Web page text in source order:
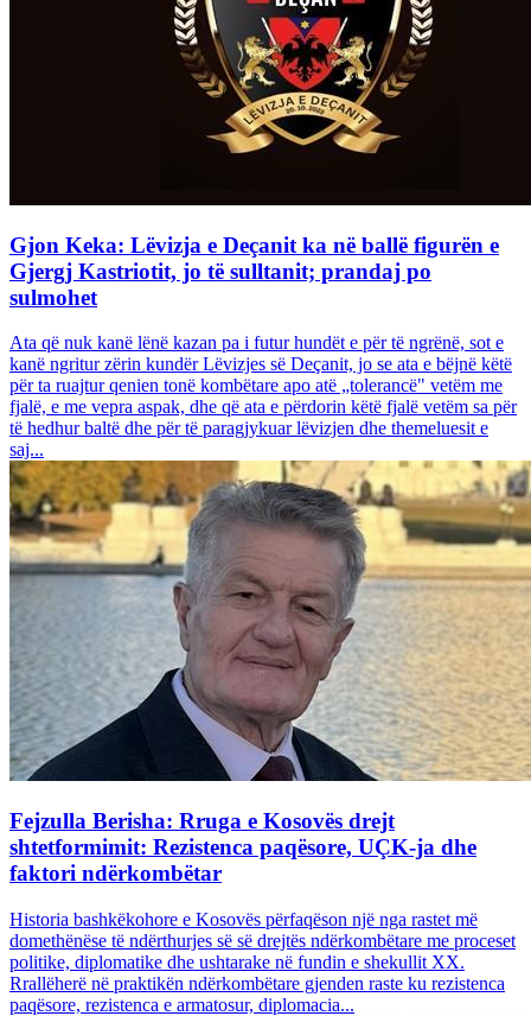
Gjon Keka: Lëvizja e Deçanit ka në ballë figurën e
Gjergj Kastriotit, jo të sulltanit; prandaj po
sulmohet
Ata që nuk kanë lënë kazan pa i futur hundët e për të ngrënë, sot e
kanë ngritur zërin kundër Lëvizjes së Deçanit, jo se ata e bëjnë këtë
për ta ruajtur qenien tonë kombëtare apo atë „tolerancë" vetëm me
fjalë, e me vepra aspak, dhe që ata e përdorin këtë fjalë vetëm sa për
të hedhur baltë dhe për të paragjykuar lëvizjen dhe themeluesit e
saj...
Fejzulla Berisha: Rruga e Kosovës drejt
shtetformimit: Rezistenca paqësore, UÇK-ja dhe
faktori ndërkombëtar
Historia bashkëkohore e Kosovës përfaqëson një nga rastet më
domethënëse të ndërthurjes së së drejtës ndërkombëtare me proceset
politike, diplomatike dhe ushtarake në fundin e shekullit XX.
Rrallëherë në praktikën ndërkombëtare gjenden raste ku rezistenca
paqësore, rezistenca e armatosur, diplomacia...